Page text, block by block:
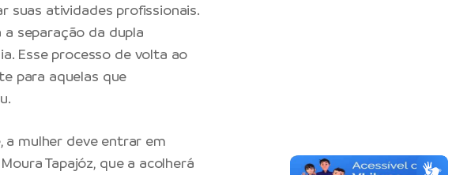
suas atividades profissionais.
separação da dupla
Esse processo de volta ao
para aquelas que
a mulher deve entrar em
Tapajóz, que a acolherá